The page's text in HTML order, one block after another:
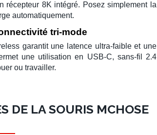
récepteur 8K intégré. Posez simplement la
automatiquement.
tri-mode
garantit une latence ultra-faible et une
une utilisation en USB-C, sans-fil 2.4
ou travailler.
DE LA SOURIS MCHOSE